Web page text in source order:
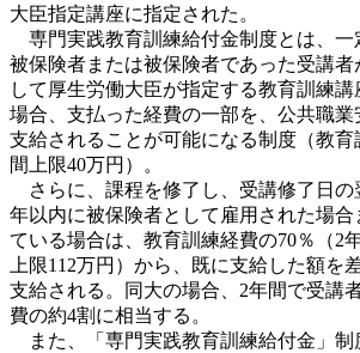
大臣指定講座に指定された。
専門実践教育訓練給付金制度とは、一
被保険者または被保険者であった受講者
して厚生労働大臣が指定する教育訓練
場合、支払った経費の一部を、公共職
支給されることが可能になる制度（教育
間上限40万円）。
さらに、課程を修了し、受講修了日の
年以内に被保険者として雇用された場
ている場合は、教育訓練経費の70％（2
上限112万円）から、既に支給した額を
支給される。同大の場合、2年間で受講
費の約4割に相当する。
また、「専門実践教育訓練給付金」制